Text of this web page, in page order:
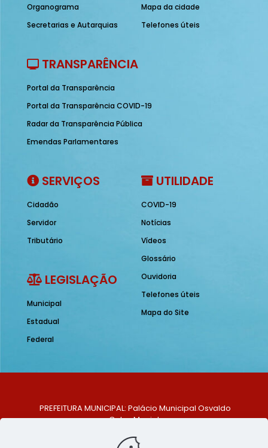
Organograma
Secretarias e Autarquias
Mapa da cidade
Telefones úteis
TRANSPARÊNCIA
Portal da Transparência
Portal da Transparência COVID-19
Radar da Transparência Pública
Emendas Parlamentares
SERVIÇOS
Cidadão
Servidor
Tributário
LEGISLAÇÃO
Municipal
Estadual
Federal
UTILIDADE
COVID-19
Notícias
Vídeos
Glossário
Ouvidoria
Telefones úteis
Mapa do Site
PREFEITURA MUNICIPAL: Palácio Municipal Osvaldo
Celso Maciel
Centro, São Bento do Una - PE. CEP: 553370-128